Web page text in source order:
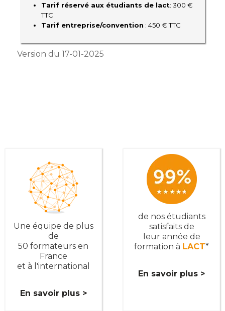
Tarif réservé aux étudiants de lact: 300 €
TTC
Tarif entreprise/convention : 450 € TTC
Version du 17-01-2025
Une équipe de plus
de
50 formateurs en
France
et à l'international
En savoir plus >
de nos étudiants
satisfaits de
leur année de
formation à LACT*
En savoir plus >